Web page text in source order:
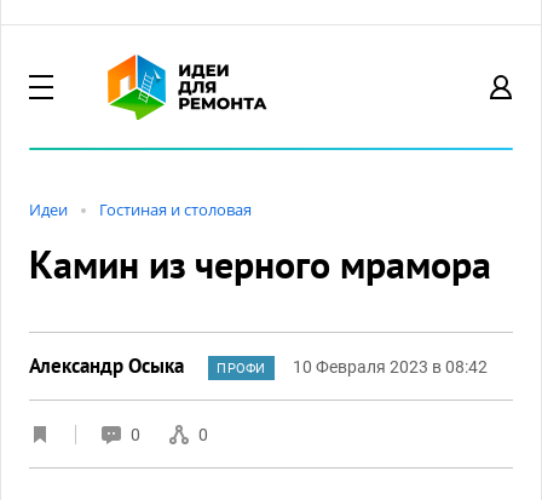
Идеи Гостиная и столовая
Камин из черного мрамора
Александр Осыка ПРОФИ 10 Февраля 2023 в 08:42
0 0